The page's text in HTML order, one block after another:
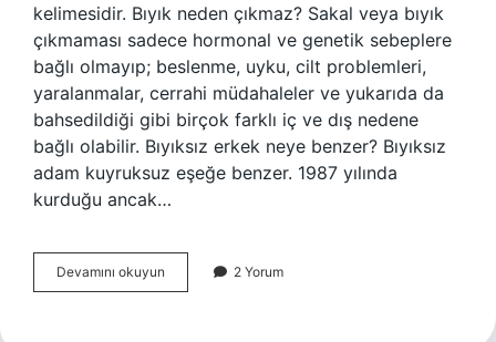
kelimesidir. Bıyık neden çıkmaz? Sakal veya bıyık
çıkmaması sadece hormonal ve genetik sebeplere
bağlı olmayıp; beslenme, uyku, cilt problemleri,
yaralanmalar, cerrahi müdahaleler ve yukarıda da
bahsedildiği gibi birçok farklı iç ve dış nedene
bağlı olabilir. Bıyıksız erkek neye benzer? Bıyıksız
adam kuyruksuz eşeğe benzer. 1987 yılında
kurduğu ancak…
Devamını okuyun
Çıkmayan
2 Yorum